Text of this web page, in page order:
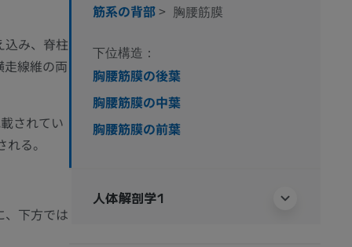
込み、脊柱
線維の両
されてい
る。
、下方では
筋系の背部> 胸腰筋膜
下位構造：
胸腰筋膜の後葉
胸腰筋膜の中葉
胸腰筋膜の前葉
人体解剖学1